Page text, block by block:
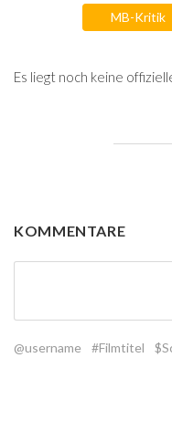
MB-Kritik
Es liegt noch keine
KOMMENTARE
@username #Filmtitel